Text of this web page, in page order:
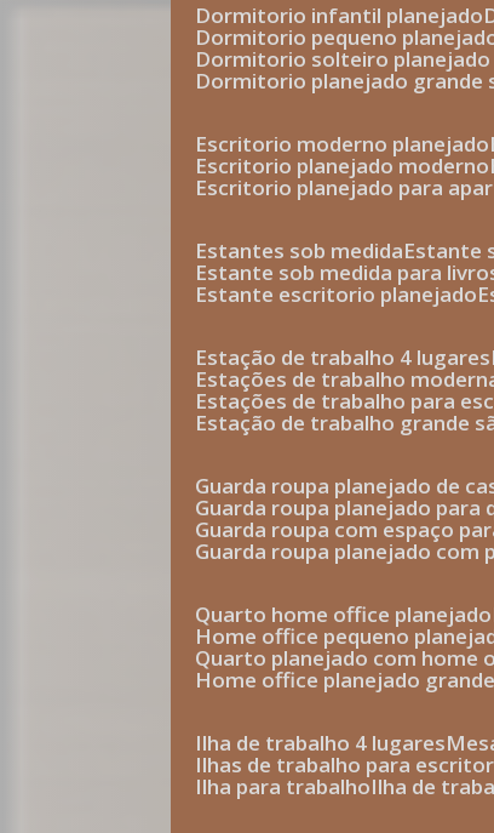
dormitorio infantil planejado
dormitorio pequeno
dormitorio solteiro
dormitorio planejado grande
escritorio moderno planejado
escritorio planejado moderno
escritorio planejado para
estantes sob medida estante
estante sob medida para
estante escritorio planejado
estação de trabalho 4 lugares
estações de trabalho
estações de trabalho para
estação de trabalho grande
guarda roupa planejado de
guarda roupa planejado
guarda roupa com espaço
guarda roupa planejado
quarto home office planejado
home office pequeno
quarto planejado com home
home office planejado
ilha de trabalho 4 lugares
ilhas de trabalho para
ilha para trabalho ilha de